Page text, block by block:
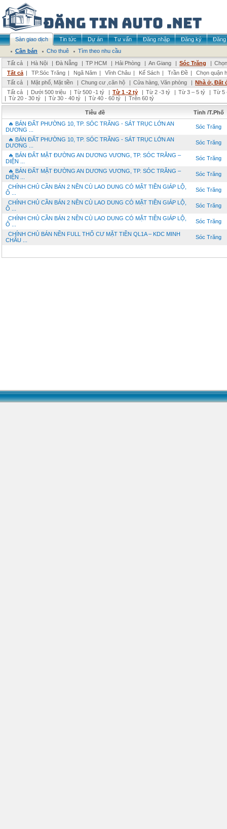
Sàn giao dịch Tin tức Dự án Tư vấn Đăng nhập Đăng ký
Đăng
Cần bán
Cho thuê
Tìm theo nhu cầu
Tất cả
| Hà Nội | Đà Nẵng | TP HCM | Hải Phòng | An Giang | Sóc Trăng |
Tất cả | TP.Sóc Trăng | Ngã Năm | Vĩnh Châu | Kế Sách | Trần Đề |
Chọn quận
Tất cả
| Mặt phố, Mặt tiền | Chung cư ,căn hộ | Cửa hàng, Văn phòng | Nhà ở, Đất
Tất cả
| Dưới 500 triệu | Từ 500 -1 tỷ | Từ 1 -2 tỷ | Từ 2 -3 tỷ | Từ 3 – 5 tỷ | Từ 5
| Từ 20 - 30 tỷ | Từ 30 - 40 tỷ | Từ 40 - 60 tỷ | Trên 60 tỷ
Tiêu đề
Tỉnh /T.Phố
🔥 BÁN ĐẤT PHƯỜNG 10, TP. SÓC TRĂNG - SÁT TRỤC LỚN AN
DƯƠNG ...
Sóc Trăng
🔥 BÁN ĐẤT PHƯỜNG 10, TP. SÓC TRĂNG - SÁT TRỤC LỚN AN
DƯƠNG ...
Sóc Trăng
🔥 BÁN ĐẤT MẶT ĐƯỜNG AN DƯƠNG VƯƠNG, TP. SÓC TRĂNG –
DIỆN ...
Sóc Trăng
🔥 BÁN ĐẤT MẶT ĐƯỜNG AN DƯƠNG VƯƠNG, TP. SÓC TRĂNG –
DIỆN ...
Sóc Trăng
CHÍNH CHỦ CẦN BÁN 2 NỀN CÙ LAO DUNG CÓ MẶT TIỀN GIÁP LỘ,
Ô ...
Sóc Trăng
CHÍNH CHỦ CẦN BÁN 2 NỀN CÙ LAO DUNG CÓ MẶT TIỀN GIÁP LỘ,
Ô ...
Sóc Trăng
CHÍNH CHỦ CẦN BÁN 2 NỀN CÙ LAO DUNG CÓ MẶT TIỀN GIÁP LỘ,
Ô ...
Sóc Trăng
CHÍNH CHỦ BÁN NỀN FULL THỔ CƯ MẶT TIỀN QL1A – KDC MINH
CHÂU ...
Sóc Trăng